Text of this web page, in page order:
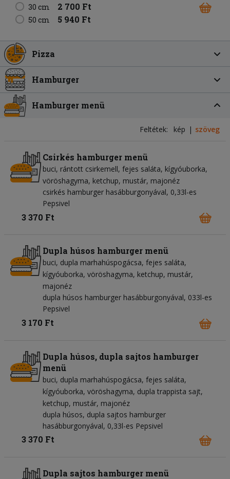
30 cm 2 700 Ft
50 cm 5 940 Ft
Pizza
Hamburger
Hamburger menü
Feltétek: kép szöveg
Csirkés hamburger menü
buci rántott csirkemell fejes saláta kígyóuborka
vöröshagyma ketchup mustár majonéz
csirkés hamburger hasábburgonyával, 0,33l-es
Pepsivel
3 370 Ft
Dupla húsos hamburger menü
buci dupla marhahúspogácsa fejes saláta
kígyóuborka vöröshagyma ketchup mustár
majonéz
dupla húsos hamburger hasábburgonyával, 033l-es
Pepsivel
3 170 Ft
Dupla húsos, dupla sajtos hamburger
menü
buci dupla marhahúspogácsa fejes saláta
kígyóuborka vöröshagyma dupla trappista sajt
ketchup mustár majonéz
dupla húsos, dupla sajtos hamburger
hasábburgonyával, 0,33l-es Pepsivel
3 370 Ft
Dupla sajtos hamburger menü